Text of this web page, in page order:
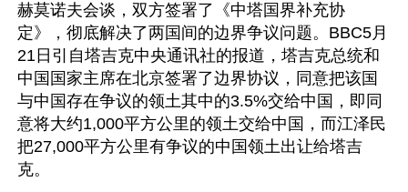
赫莫诺夫会谈，双方签署了《中塔国界补充协
定》，彻底解决了两国间的边界争议问题。BBC5月
21日引自塔吉克中央通讯社的报道，塔吉克总统和
中国国家主席在北京签署了边界协议，同意把该国
与中国存在争议的领土其中的3.5%交给中国，即同
意将大约1,000平方公里的领土交给中国，而江泽民
把27,000平方公里有争议的中国领土出让给塔吉
克。